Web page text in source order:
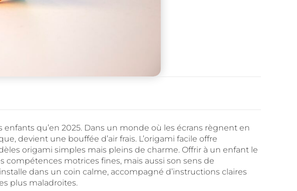
enfants qu’en 2025. Dans un monde où les écrans règnent en
devient une bouffée d’air frais. L’origami facile offre
origami simples mais pleins de charme. Offrir à un enfant le
motrices fines, mais aussi son sens de
dans un coin calme, accompagné d’instructions claires
plus maladroites.